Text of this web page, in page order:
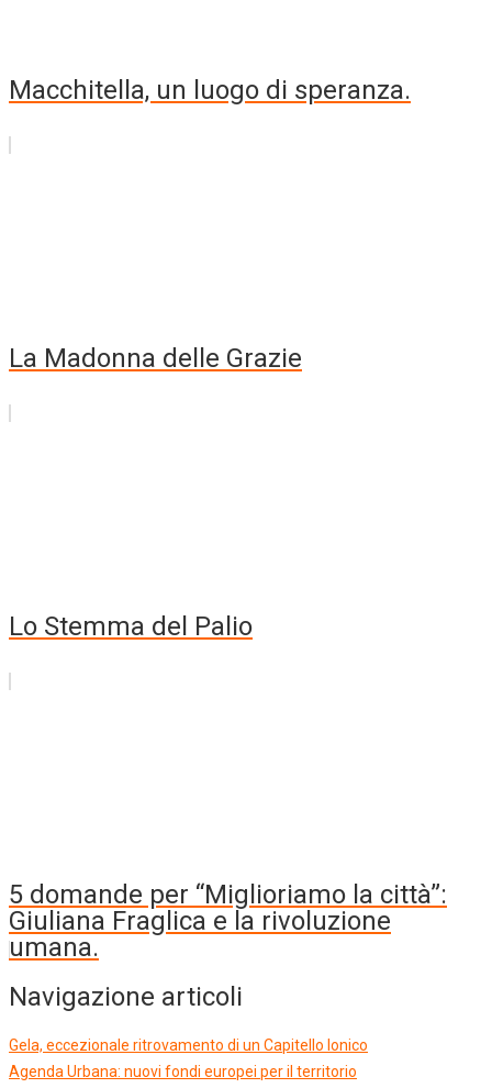
Macchitella, un luogo di speranza.
La Madonna delle Grazie
Lo Stemma del Palio
5 domande per “Miglioriamo la città”:
Giuliana Fraglica e la rivoluzione
umana.
Navigazione articoli
Gela, eccezionale ritrovamento di un Capitello Ionico
Agenda Urbana: nuovi fondi europei per il territorio